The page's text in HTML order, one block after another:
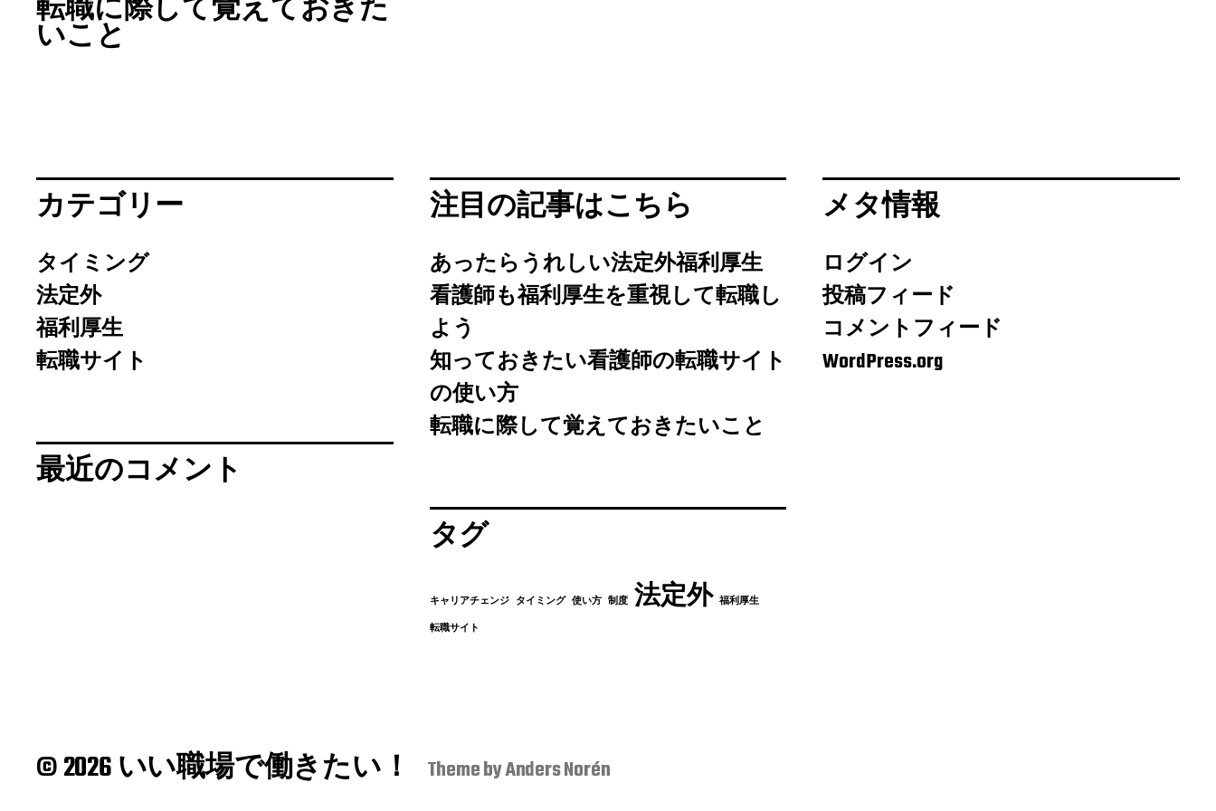
転職に際して覚えておきた
いこと
カテゴリー
タイミング
法定外
福利厚生
転職サイト
最近のコメント
注目の記事はこちら
あったらうれしい法定外福利厚生
看護師も福利厚生を重視して転職し
よう
知っておきたい看護師の転職サイト
の使い方
転職に際して覚えておきたいこと
タグ
キャリアチェンジ タイミング 使い方 制度 法定外 福利厚生
転職サイト
メタ情報
ログイン
投稿フィード
コメントフィード
WordPress.org
© 2026 いい職場で働きたい！ Theme byAnders Norén